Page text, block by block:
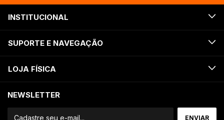
INSTITUCIONAL
SUPORTE E NAVEGAÇÃO
LOJA FÍSICA
NEWSLETTER